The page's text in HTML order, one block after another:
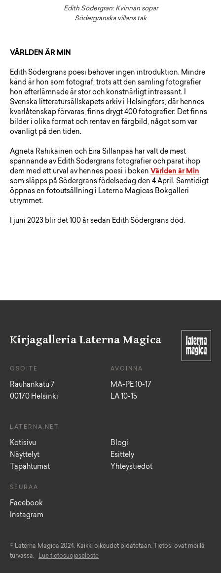
Edith Södergran: Kvinnan sopar
Södergranska villans tak
VÄRLDEN ÄR MIN
Edith Södergrans poesi behöver ingen introduktion. Mindre
känd är hon som fotograf, trots att den samling fotografier
hon efterlämnade är stor och konstnärligt intressant. I
Svenska litteratursällskapets arkiv i Helsingfors, där hennes
kvarlåtenskap förvaras, finns drygt 400 fotografier: Det finns
bilder i olika format och rentav en färgbild, något som var
ovanligt på den tiden.
Agneta Rahikainen och Eira Sillanpää har valt de mest
spännande av Edith Södergrans fotografier och parat ihop
dem med ett urval av hennes poesi i boken Världen är Min
som släpps på Södergrans födelsedag den 4 April. Samtidigt
öppnas en fotoutsällning i Laterna Magicas Bokgalleri
utrymmet.
I juni 2023 blir det 100 år sedan Edith Södergrans död.
Kirjagalleria Laterna Magica
OSOITE
Rauhankatu 7
00170 Helsinki
AVOINNA
MA-PE 10-17
LA 10-15
LATERNA.NET
Kotisivu
Näyttelyt
Tapahtumat
Blogi
Esittely
Yhteystiedot
SEURAA
Facebook
Instagram
© Laterna Magica 2024. Kaikki oikeudet pidätetään. Tietosi ovat meillä
turvassa.
Lue tietosuojaseloste